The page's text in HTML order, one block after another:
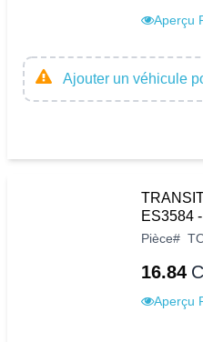
Aperçu
Ajouter un véhicule
ES3584
Pièce#
16.84
Aperçu